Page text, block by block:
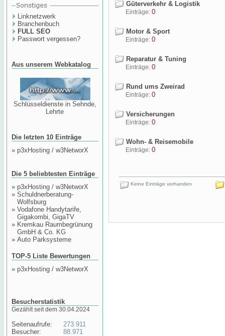
Linknetzwerk
Branchenbuch
FULL SEO
Passwort vergessen?
Aus unserem Webkatalog
Schlüsseldienste in Sehnde,
Lehrte
Die letzten 10 Einträge
» p3xHosting / w3NetworX
Die 5 beliebtesten Einträge
» p3xHosting / w3NetworX
» Schuldnerberatung-
Wolfsburg
» Vodafone Handytarife,
Gigakombi, GigaTV
» Kremkau Raumbegrünung
GmbH & Co. KG
» Auto Parksysteme
TOP-5 Liste Bewertungen
» p3xHosting / w3NetworX
Besucherstatistik
Gezählt seit dem 30.04.2024
Seitenaufrufe:
Besucher:
273.911
88.971
Güterverkehr & Logistik
Einträge: 0
Motor & Sport
Einträge: 0
Reparatur & Tuning
Einträge: 0
Rund ums Zweirad
Einträge: 0
Versicherungen
Einträge: 0
Wohn- & Reisemobile
Einträge: 0
Keine Einträge vorhanden